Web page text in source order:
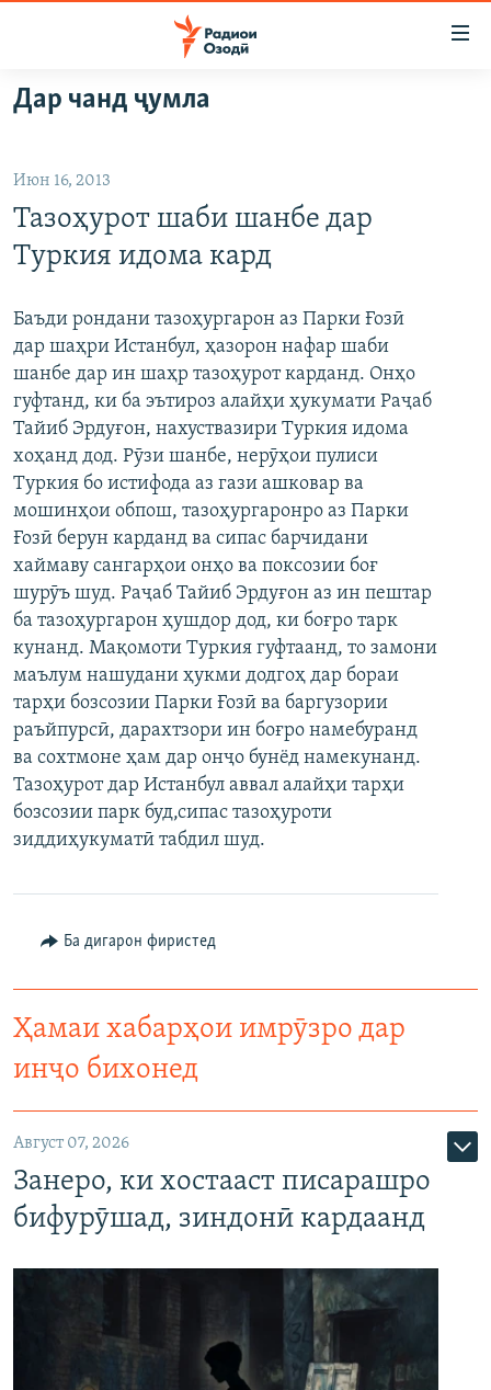
Ҷаҳиш
ба
аслӣ
ба
феҳристи
аслӣ
Ҷаҳиш
ҷустор
ГӮШАҲО
ҚАЗИЯИ "КРОКУС"
ОСИЁИ МАРКАЗӢ
ФАРҲАНГ
МЕҲМОНИ ОЗОДӢ
ВАРЗИШ
САЛОМ, ХОҲАР
ТАҲҚИҚОТ
ҶАНГ ДАР УКРАИНА
НАЗАРИ МАРДУМ
БЛОГИСТОН
ОЗОДӢ ОНЛАЙН
ЧАНДРАСОНАӢ
ВИДЕО
НИГОРИСТОН
ГУЗОРИШҲОИ РАДИОӢ
РӮЙХАТҲО
КИТОБҲОИ ОЗОДӢ
Русский
ПАЙГИРӢ КУНЕД
Ҳамаи сомонаҳои RFE/RL
Дар чанд ҷумла
Июн 16, 2013
Тазоҳурот шаби шанбе дар
Туркия идома кард
Баъди рондани тазоҳургарон аз Парки Ғозӣ
дар шаҳри Истанбул, ҳазорон нафар шаби
шанбе дар ин шаҳр тазоҳурот карданд. Онҳо
гуфтанд, ки ба эътироз алайҳи ҳукумати Раҷаб
Тайиб Эрдуғон, нахуствазири Туркия идома
хоҳанд дод. Рӯзи шанбе, нерӯҳои пулиси
Туркия бо истифода аз гази ашковар ва
мошинҳои обпош, тазоҳургаронро аз Парки
Ғозӣ берун карданд ва сипас барчидани
хаймаву сангарҳои онҳо ва поксозии боғ
шурӯъ шуд. Раҷаб Тайиб Эрдуғон аз ин пештар
ба тазоҳургарон ҳушдор дод, ки боғро тарк
кунанд. Мақомоти Туркия гуфтаанд, то замони
маълум нашудани ҳукми додгоҳ дар бораи
тарҳи бозсозии Парки Ғозӣ ва баргузории
раъйпурсӣ, дарахтзори ин боғро намебуранд
ва сохтмоне ҳам дар онҷо бунёд намекунанд.
Тазоҳурот дар Истанбул аввал алайҳи тарҳи
бозсозии парк буд,сипас тазоҳуроти
зиддиҳукуматӣ табдил шуд.
Ба дигарон фиристед
Ҳамаи хабарҳои имрӯзро дар
инҷо бихонед
Август 07, 2026
Занеро, ки хостааст писарашро
бифурӯшад, зиндонӣ кардаанд